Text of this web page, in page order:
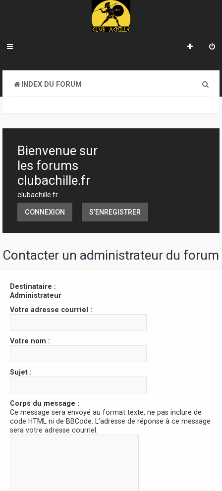
INDEX DU FORUM
h
Bienvenue sur
les forums
clubachille.fr
clubachille.fr
CONNEXION S’ENREGISTRER
Contacter un administrateur du forum
Destinataire :
Administrateur
Votre adresse courriel :
Votre nom :
Sujet :
Corps du message :
Ce message sera envoyé au format texte, ne pas inclure de
code HTML ni de BBCode. L’adresse de réponse à ce message
sera votre adresse courriel.